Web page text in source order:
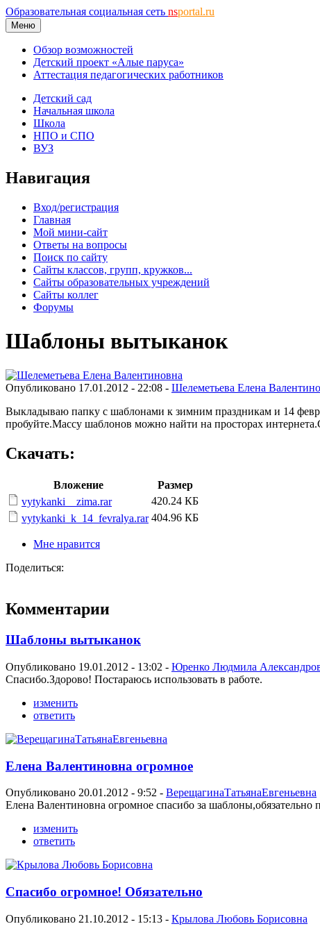
Образовательная социальная сеть nsportal.ru
Меню
Обзор возможностей
Детский проект «Алые паруса»
Аттестация педагогических работников
Детский сад
Начальная школа
Школа
НПО и СПО
ВУЗ
Навигация
Вход/регистрация
Главная
Мой мини-сайт
Ответы на вопросы
Поиск по сайту
Сайты классов, групп, кружков...
Сайты образовательных учреждений
Сайты коллег
Форумы
Шаблоны вытыканок
Опубликовано 17.01.2012 - 22:08 - Шелеметьева Елена
Выкладываю папку с шаблонами к зимним праздникам и 14
пробуйте.Массу шаблонов можно найти на просторах
Скачать:
Вложение
Размер
vytykanki__zima.rar
420.24 КБ
vytykanki_k_14_fevralya.rar 404.96 КБ
Мне нравится
Поделиться:
Комментарии
Шаблоны вытыканок
Опубликовано 19.01.2012 - 13:02 - Юренко Людмила
Спасибо.Здорово! Постараюсь использовать в работе.
изменить
ответить
Елена Валентиновна огромное
Опубликовано 20.01.2012 - 9:52 - ВерещагинаТатьянаЕвгеньевна
Елена Валентиновна огромное спасибо за шаблоны,обязательно
изменить
ответить
Спасибо огромное! Обязательно
Опубликовано 21.10.2012 - 15:13 - Крылова Любовь Борисовна